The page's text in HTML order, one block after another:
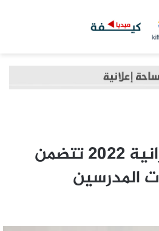
وزير المالية ميزانية 2022 تتضمن
المدرسين